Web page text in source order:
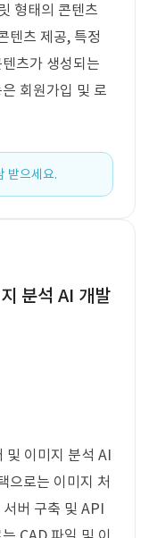
형태의 콘텐츠
텐츠 제공, 특정
츠가 생성되는
회원가입 및 로
받으세요.
분석 AI 개발
및 이미지 분석 AI
으로는 이미지 처
버 구축 및 API